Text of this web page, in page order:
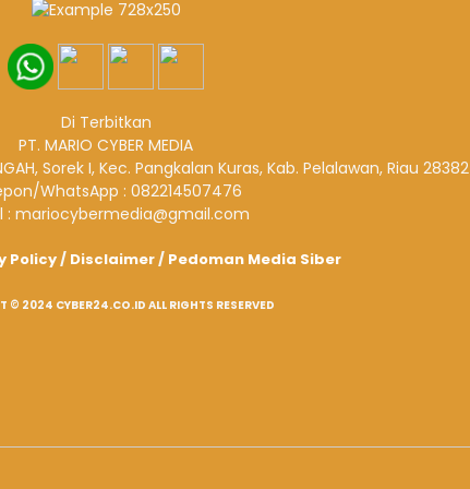
Di Terbitkan
PT. MARIO CYBER MEDIA
Sorek I, Kec. Pangkalan Kuras, Kab. Pelalawan, Riau 28382
WhatsApp : 082214507476
: mariocybermedia@gmail.com
Policy/ Disclaimer/ Pedoman Media Siber
© 2024 CYBER24.CO.ID ALL RIGHTS RESERVED